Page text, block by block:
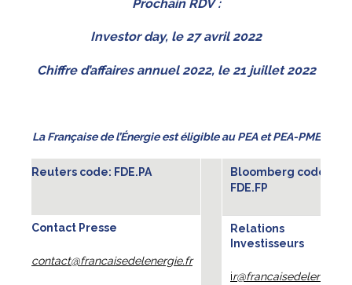
Prochain RDV :
Investor day, le 27 avril 2022
Chiffre d’affaires annuel 2022, le 21 juillet 2022
La Française de l’Énergie est éligible au PEA et PEA-PME
Reuters code: FDE.PA
Bloomberg code:
FDE.FP
Contact Presse
contact@francaisedelenergie.fr
Relations
Investisseurs
i